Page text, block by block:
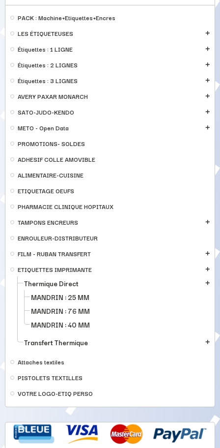
PACK : Machine+Etiquettes+Encres
LES ÉTIQUETEUSES
add
Étiquettes : 1 LIGNE add
Étiquettes : 2 LIGNES add
Étiquettes : 3 LIGNES add
AVERY PAXAR MONARCH add
SATO-JUDO-KENDO add
METO - Open Data add
PROMOTIONS- SOLDES
ADHESIF COLLE AMOVIBLE
ALIMENTAIRE-CUISINE
ETIQUETAGE OEUFS
PHARMACIE CLINIQUE HOPITAUX
TAMPONS ENCREURS
add
ENROULEUR-DISTRIBUTEUR
FILM - RUBAN TRANSFERT
add
ETIQUETTES IMPRIMANTE add
Thermique Direct add
MANDRIN : 25 MM
MANDRIN : 76 MM
MANDRIN : 40 MM
Transfert Thermique
add
Attaches textiles
PISTOLETS TEXTILLES
VOTRE LOGO-ETIQ PERSO